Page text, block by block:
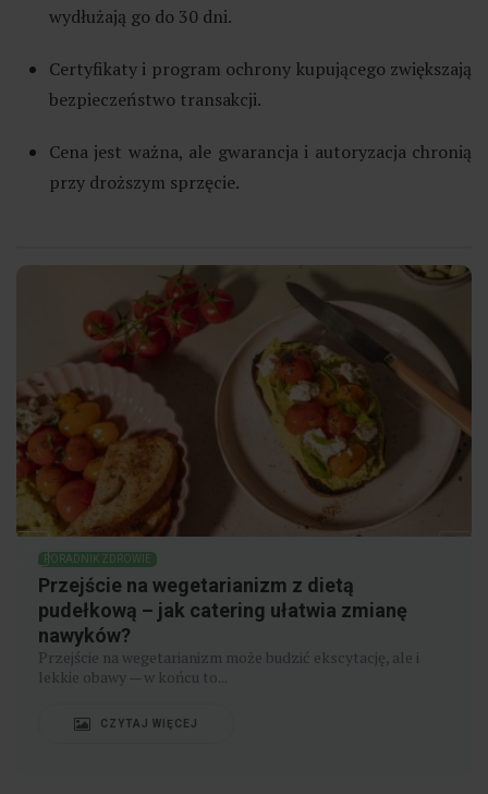
wydłużają go do 30 dni.
Certyfikaty i program ochrony kupującego zwiększają
bezpieczeństwo transakcji.
Cena jest ważna, ale gwarancja i autoryzacja chronią
przy droższym sprzęcie.
PORADNIK ZDROWIE
Ile mocy musi mieć dobry airfryer?
Jaka moc air fryera jest najlepsza? To pytanie często
pojawia się wśród entuzjastów...
CZYTAJ WIĘCEJ